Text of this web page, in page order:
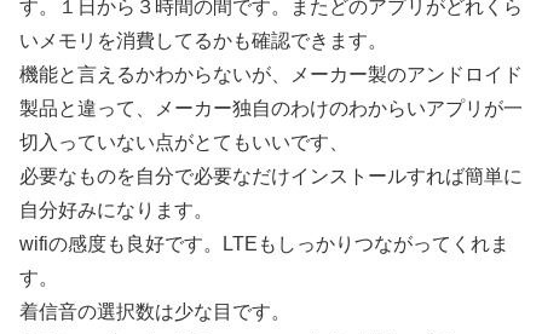
す。１日から３時間の間です。またどのアプリがどれくら
いメモリを消費してるかも確認できます。
機能と言えるかわからないが、メーカー製のアンドロイド
製品と違って、メーカー独自のわけのわからいアプリが一
切入っていない点がとてもいいです、
必要なものを自分で必要なだけインストールすれば簡単に
自分好みになります。
wifiの感度も良好です。LTEもしっかりつながってくれま
す。
着信音の選択数は少な目です。